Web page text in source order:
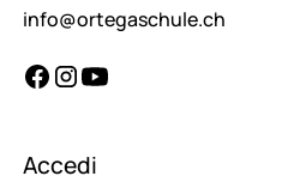
info@ortegaschule.ch
Accedi